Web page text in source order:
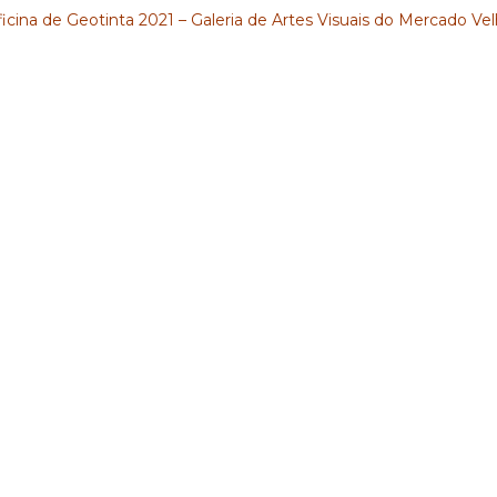
de Geotinta 2021 – Galeria de Artes Visuais do Mercado